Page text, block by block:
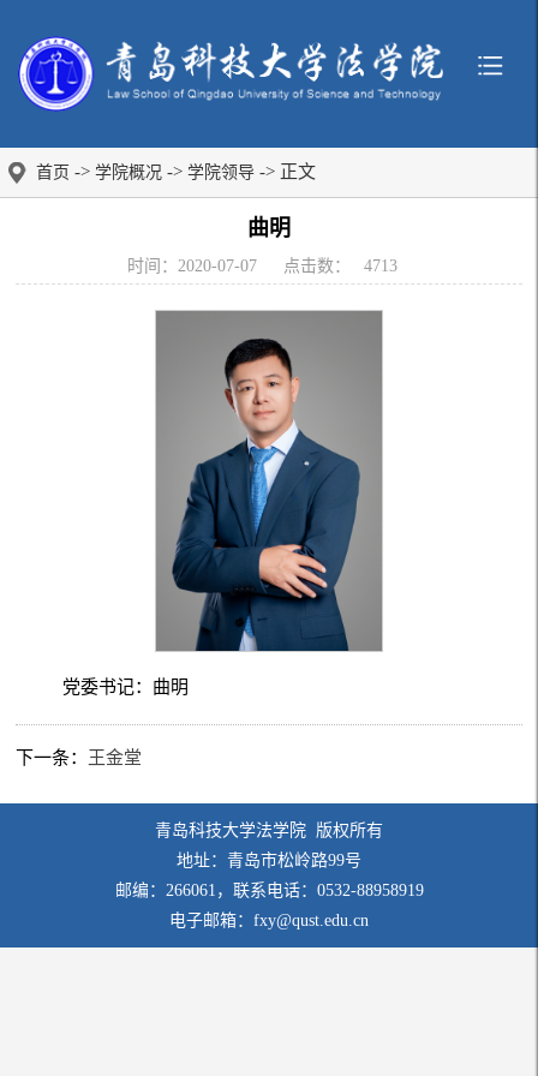
首页 -> 学院概况 -> 学院领导 -> 正文
曲明
时间：2020-07-07 点击数： 4713
党委书记：曲明
下一条： 王金堂
青岛科技大学法学院 版权所有
地址：青岛市松岭路99号
邮编：266061，联系电话：0532-88958919
电子邮箱：fxy@qust.edu.cn